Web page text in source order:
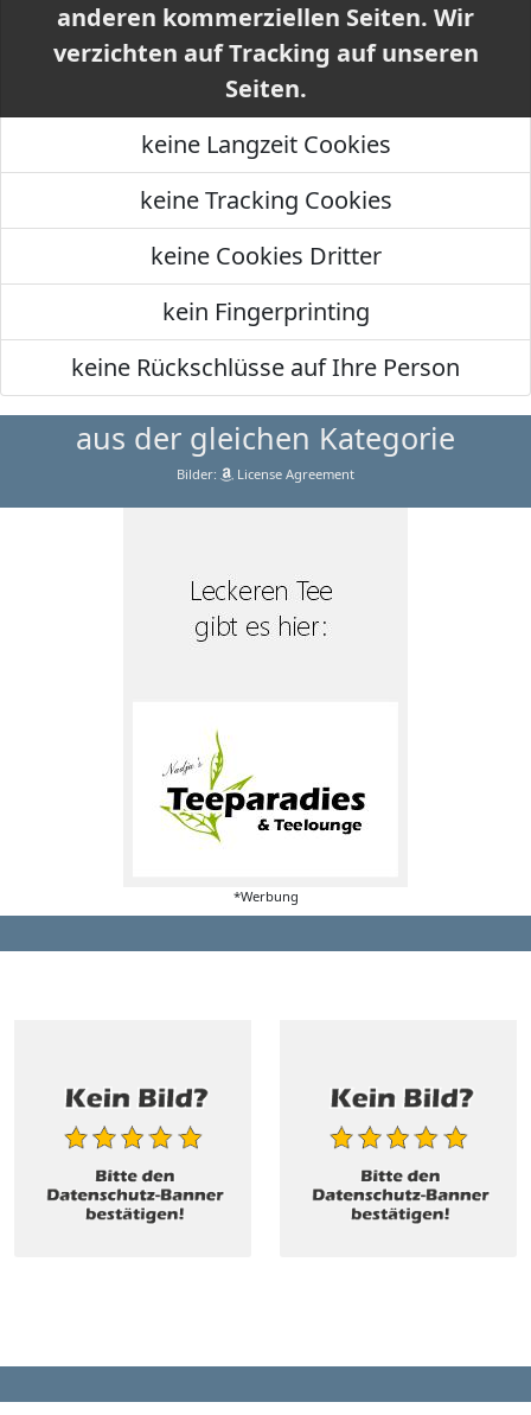
anderen kommerziellen Seiten. Wir
verzichten auf Tracking auf unseren
Seiten.
keine Langzeit Cookies
keine Tracking Cookies
keine Cookies Dritter
kein Fingerprinting
keine Rückschlüsse auf Ihre Person
aus der gleichen Kategorie
Bilder: License Agreement
*Werbung